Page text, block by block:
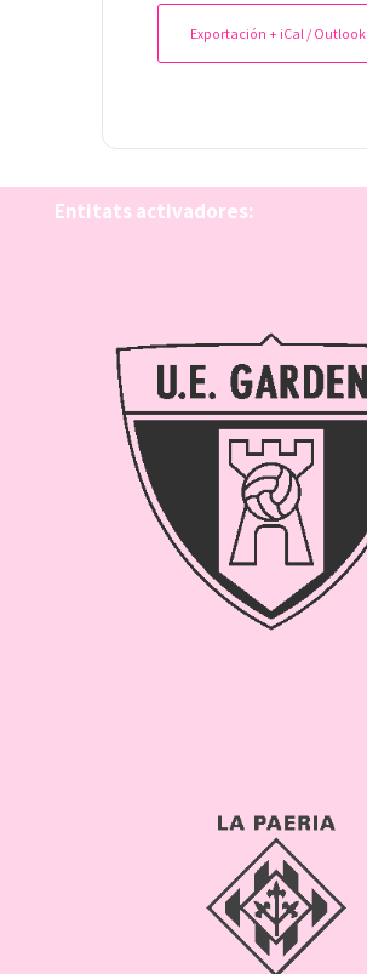
Exportación + iCal / Outlook
Entitats activadores: